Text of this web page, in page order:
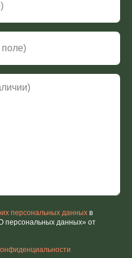
персональных данных в
персональных данных» от